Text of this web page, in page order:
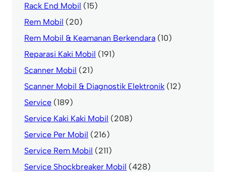
Rack End Mobil (15)
Rem Mobil (20)
Rem Mobil & Keamanan Berkendara (10)
Reparasi Kaki Mobil (191)
Scanner Mobil (21)
Scanner Mobil & Diagnostik Elektronik (12)
Service (189)
Service Kaki Kaki Mobil (208)
Service Per Mobil (216)
Service Rem Mobil (211)
Service Shockbreaker Mobil (428)